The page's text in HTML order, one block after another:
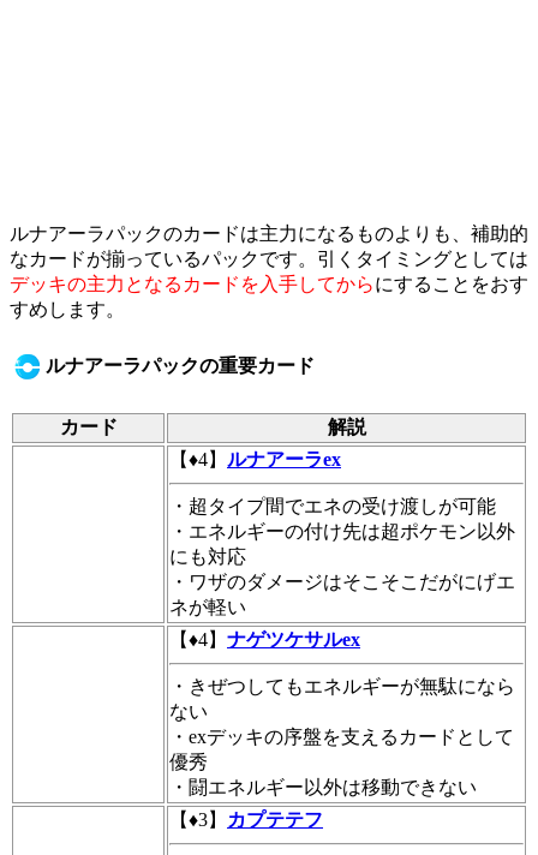
ルナアーラパックのカードは主力になるものよりも、補助的
なカードが揃っているパックです。引くタイミングとしては
デッキの主力となるカードを入手してからにすることをおす
すめします。
ルナアーラパックの重要カード
カード
解説
【♦4】 ルナアーラex
・超タイプ間でエネの受け渡しが可能
・エネルギーの付け先は超ポケモン以外
にも対応
・ワザのダメージはそこそこだがにげエ
ネが軽い
【♦4】 ナゲツケサルex
・きぜつしてもエネルギーが無駄になら
ない
・exデッキの序盤を支えるカードとして
優秀
・闘エネルギー以外は移動できない
【♦3】
カプテテフ